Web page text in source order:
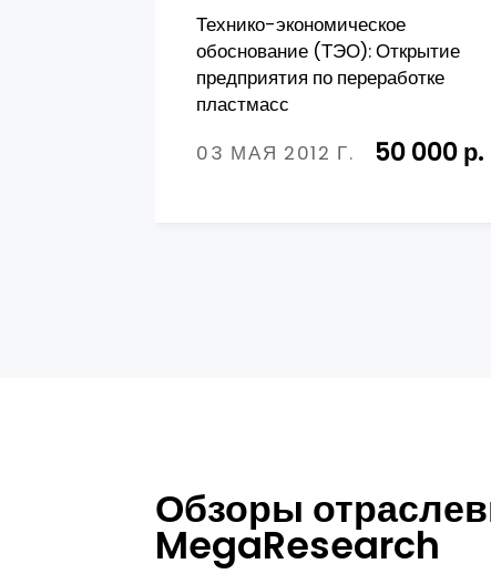
Технико-экономическое
обоснование (ТЭО): Открытие
предприятия по переработке
пластмасс
03 МАЯ 2012 Г.
50 000 р.
Обзоры
MegaResearch